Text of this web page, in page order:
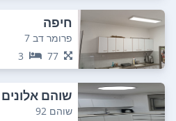
חיפה
פרומר דב 7
77
3
שוהם אלונים
שוהם 92